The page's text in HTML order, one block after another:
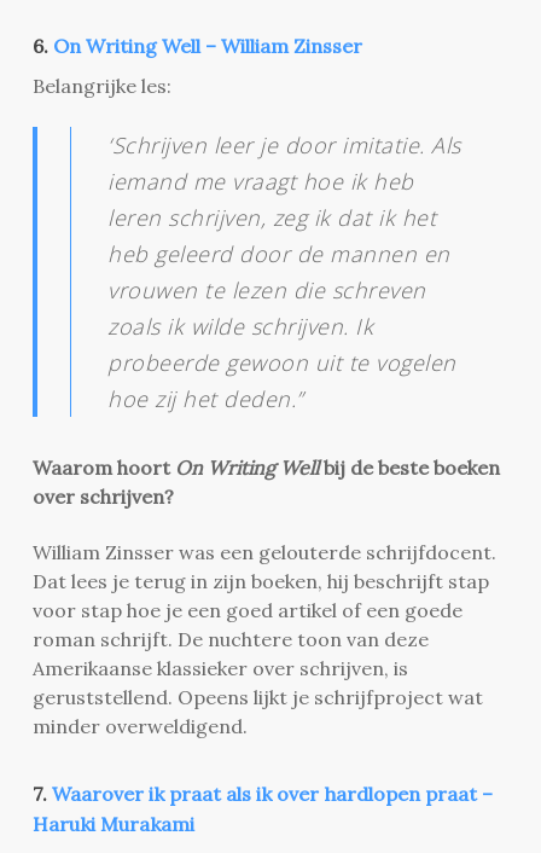
6.On Writing Well – William Zinsser
Belangrijke les:
‘Schrijven leer je door imitatie. Als
iemand me vraagt hoe ik heb
leren schrijven, zeg ik dat ik het
heb geleerd door de mannen en
vrouwen te lezen die schreven
zoals ik wilde schrijven. Ik
probeerde gewoon uit te vogelen
hoe zij het deden.”
Waarom hoort On Writing Wellbij de beste boeken
over schrijven?
William Zinsser was een gelouterde schrijfdocent.
Dat lees je terug in zijn boeken, hij beschrijft stap
voor stap hoe je een goed artikel of een goede
roman schrijft. De nuchtere toon van deze
Amerikaanse klassieker over schrijven, is
geruststellend. Opeens lijkt je schrijfproject wat
minder overweldigend.
7. Waarover ik praat als ik over hardlopen praat –
Haruki Murakami